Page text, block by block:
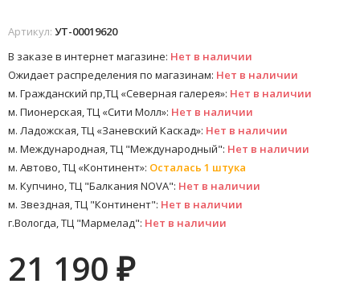
Артикул: УТ-00019620
В заказе в интернет магазине: Нет в наличии
Ожидает распределения по магазинам: Нет в наличии
м. Гражданский пр,ТЦ «Северная галерея»: Нет в наличии
м. Пионерская, ТЦ «Сити Молл»: Нет в наличии
м. Ладожская, ТЦ «Заневский Каскад»: Нет в наличии
м. Международная, ТЦ "Международный": Нет в наличии
м. Автово, ТЦ «Континент»: Осталась 1 штука
м. Купчино, ТЦ "Балкания NOVA": Нет в наличии
м. Звездная, ТЦ "Континент": Нет в наличии
г.Вологда, ТЦ "Мармелад": Нет в наличии
21 190 ₽